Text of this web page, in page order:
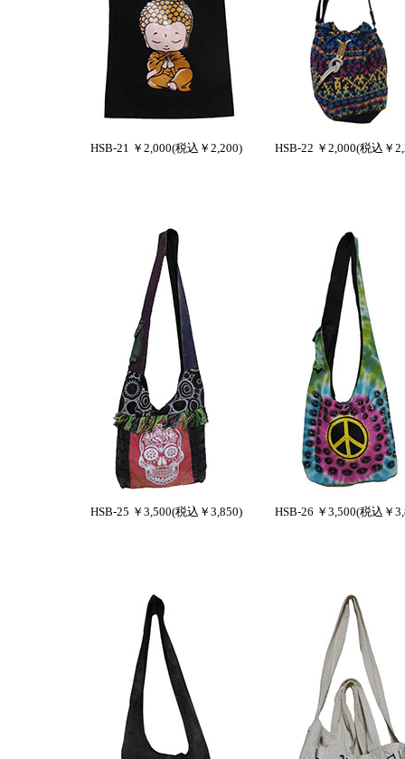
HSB-21 ￥2,000(税込￥2,200) HSB-22 ￥2,000(税込￥
HSB-25 ￥3,500(税込￥3,850) HSB-26 ￥3,500(税込￥